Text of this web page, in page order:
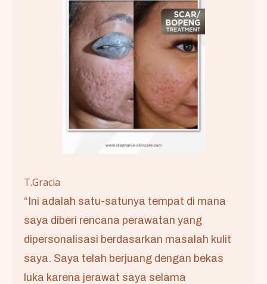
T.Gracia
“Ini adalah satu-satunya tempat di mana
saya diberi rencana perawatan yang
dipersonalisasi berdasarkan masalah kulit
saya. Saya telah berjuang dengan bekas
luka karena jerawat saya selama